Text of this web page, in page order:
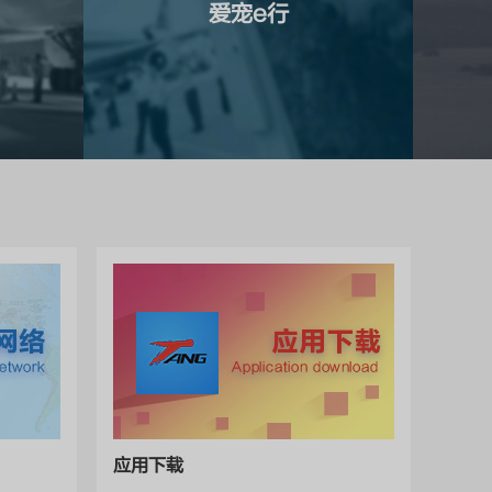
爱宠e行
应用下载